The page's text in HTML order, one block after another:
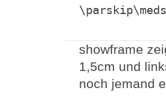
showframe
1,5cm und
noch jemand